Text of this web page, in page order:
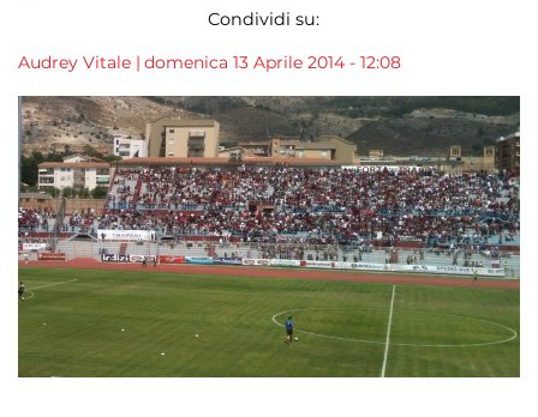
Condividi su:
Audrey Vitale | domenica 13 Aprile 2014 - 12:08